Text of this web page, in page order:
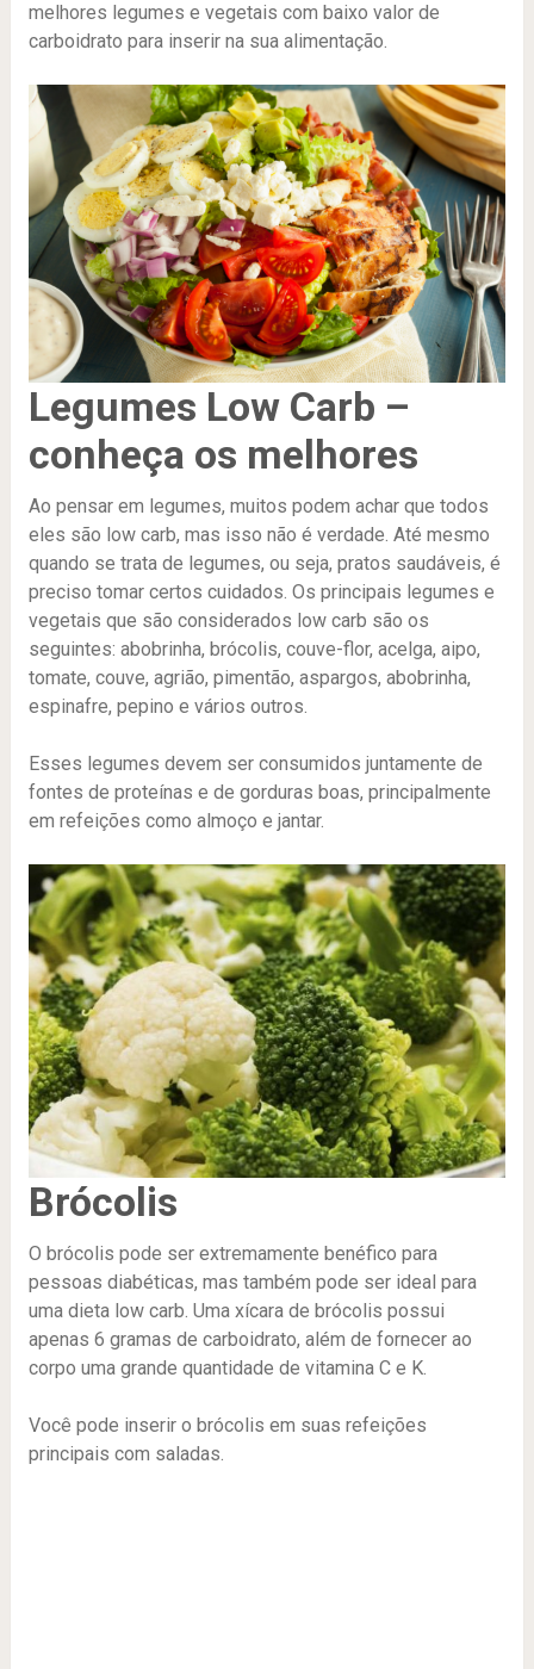
melhores legumes e vegetais com baixo valor de
carboidrato para inserir na sua alimentação.
Legumes Low Carb –
conheça os melhores
Ao pensar em legumes, muitos podem achar que todos
eles são low carb, mas isso não é verdade. Até mesmo
quando se trata de legumes, ou seja, pratos saudáveis, é
preciso tomar certos cuidados. Os principais legumes e
vegetais que são considerados low carb são os
seguintes: abobrinha, brócolis, couve-flor, acelga, aipo,
tomate, couve, agrião, pimentão, aspargos, abobrinha,
espinafre, pepino e vários outros.
Esses legumes devem ser consumidos juntamente de
fontes de proteínas e de gorduras boas, principalmente
em refeições como almoço e jantar.
Brócolis
O brócolis pode ser extremamente benéfico para
pessoas diabéticas, mas também pode ser ideal para
uma dieta low carb. Uma xícara de brócolis possui
apenas 6 gramas de carboidrato, além de fornecer ao
corpo uma grande quantidade de vitamina C e K.
Você pode inserir o brócolis em suas refeições
principais com saladas.